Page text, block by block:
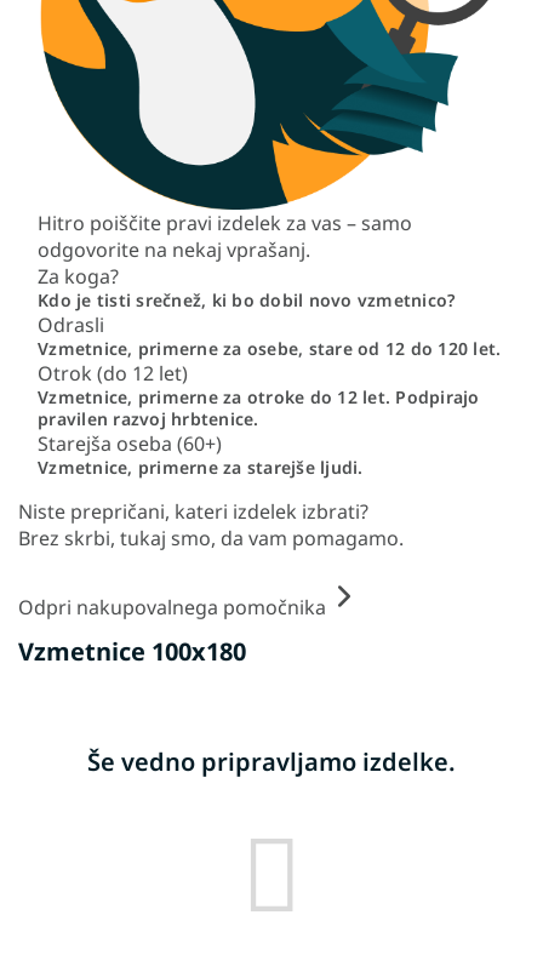
Vzmetnice 100x180
Hitro poiščite pravi izdelek za vas – samo
odgovorite na nekaj vprašanj.
Za koga?
Kdo je tisti srečnež, ki bo dobil novo vzmetnico?
Odrasli
Vzmetnice, primerne za osebe, stare od 12 do 120 let.
Otrok (do 12 let)
Vzmetnice, primerne za otroke do 12 let. Podpirajo
pravilen razvoj hrbtenice.
Starejša oseba (60+)
Vzmetnice, primerne za starejše ljudi.
Niste prepričani, kateri izdelek izbrati?
Brez skrbi, tukaj smo, da vam pomagamo.
Odpri nakupovalnega pomočnika
Še vedno pripravljamo izdelke.